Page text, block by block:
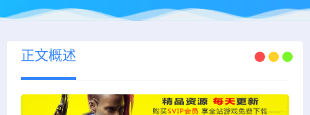
正文概述